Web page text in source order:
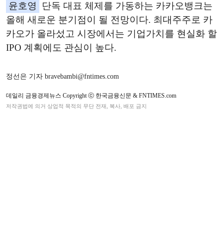
윤호영
단독 대표 체제를 가동하는 카카오뱅크는
올해 새로운 분기점이 될 전망이다. 최대주주로 카
카오가 올라섰고 시장에서는 기업가치를 현실화 할
IPO 계획에도 관심이 높다.
정선은 기자 bravebambi@fntimes.com
데일리 금융경제뉴스 Copyright ⓒ 한국금융신문 & FNTIMES.com
저작권법에 의거 상업적 목적의 무단 전재, 복사, 배포 금지